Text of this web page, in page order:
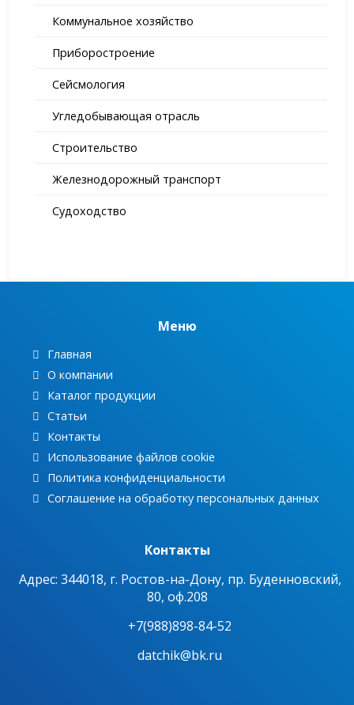
Коммунальное хозяйство
Приборостроение
Сейсмология
Угледобывающая отрасль
Строительство
Железнодорожный транспорт
Судоходство
Меню
Главная
О компании
Каталог продукции
Статьи
Контакты
Использование файлов cookie
Политика конфиденциальности
Соглашение на обработку персональных данных
Контакты
Адрес: 344018, г. Ростов-на-Дону, пр. Буденновский,
80, оф.208
+7(988)898-84-52
datchik@bk.ru